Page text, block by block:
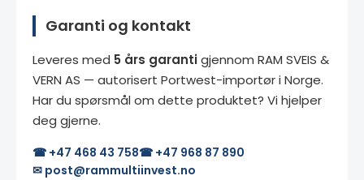
Garanti og kontakt
Leveres med 5 års garantigjennom RAM SVEIS &
VERN AS — autorisert Portwest-importør i Norge.
Har du spørsmål om dette produktet? Vi hjelper
deg gjerne.
☎ +47 468 43 758☎ +47 968 87 890
✉ post@rammultiinvest.no